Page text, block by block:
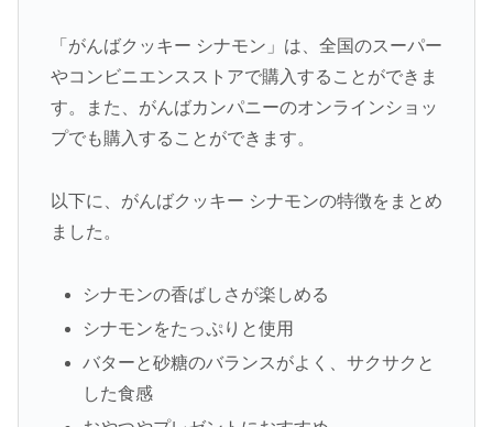
「がんばクッキー シナモン」は、全国のスーパー
やコンビニエンスストアで購入することができま
す。また、がんばカンパニーのオンラインショッ
プでも購入することができます。
以下に、がんばクッキー シナモンの特徴をまとめ
ました。
シナモンの香ばしさが楽しめる
シナモンをたっぷりと使用
バターと砂糖のバランスがよく、サクサクと
した食感